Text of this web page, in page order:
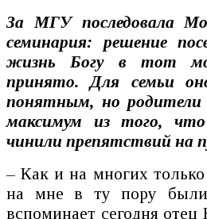
За МГУ последовала
семинария: решение
жизнь Богу в тот
принято. Для семьи
понятным, но родители
максимум из того,
чинили препятствий на
– Как и на многих
на мне в ту пору
вспоминает сегодня